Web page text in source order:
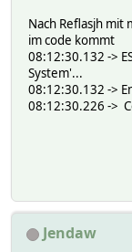
Nach Reflasjh mit
im code kommt
08:12:30.132 ->
System'...
08:12:30.132 ->
08:12:30.226 ->
Jendaw